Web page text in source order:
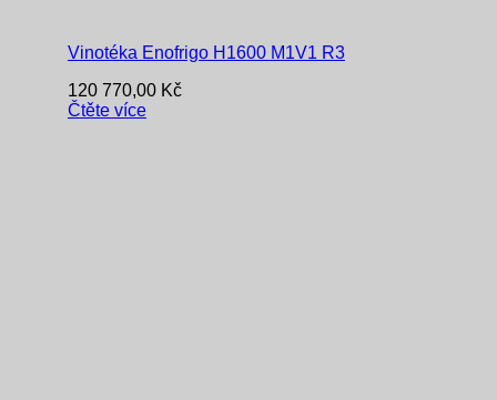
Vinotéka Enofrigo H1600 M1V1 R3
120 770,00 Kč
Čtěte více